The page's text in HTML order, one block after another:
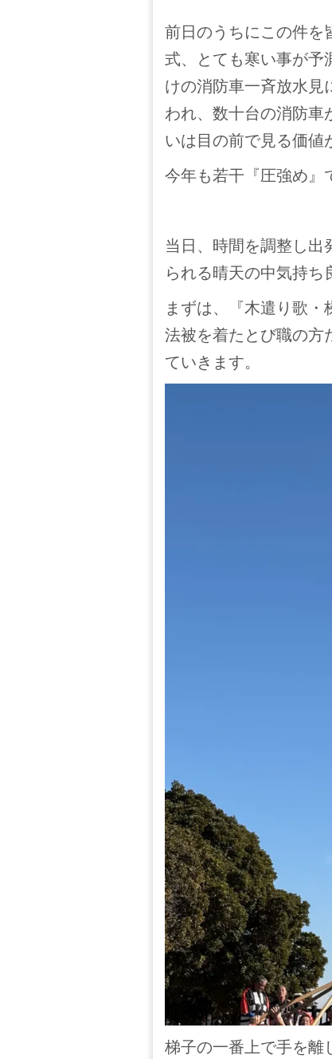
前日のうちにこの件を
式、とても寒い事が予
けの消防車一斉放水
われ、数十台の消防車
いは目の前で見る価値
今年も若干『圧強め』
当日、時間を調整し出
られる晴天の中気持ち
まずは、『木遣り歌
法被を着たとび職の方
ていきます。
梯子の一番上で手を離